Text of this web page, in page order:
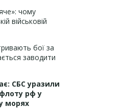
чому
військовій
бої за
заводити
СБС уразили
рф у
морях